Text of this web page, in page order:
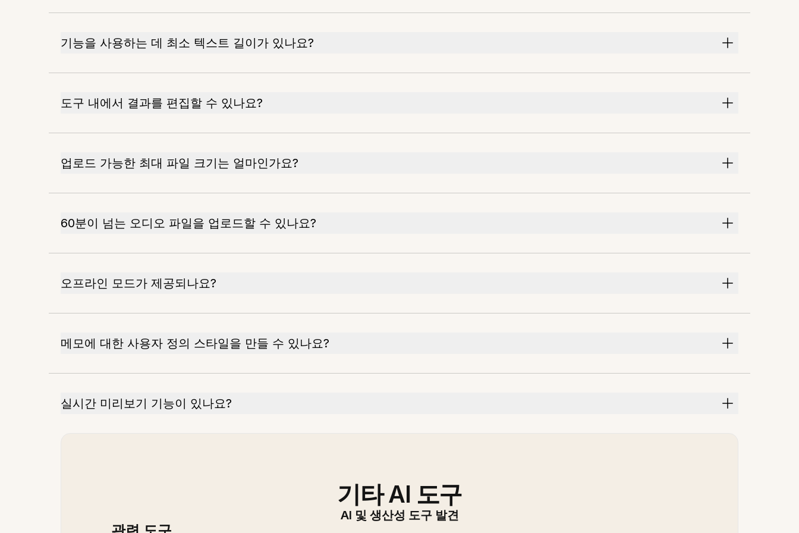
기능을 사용하는 데 최소 텍스트 길이가 있나요?
도구 내에서 결과를 편집할 수 있나요?
업로드 가능한 최대 파일 크기는 얼마인가요?
60분이 넘는 오디오 파일을 업로드할 수 있나요?
오프라인 모드가 제공되나요?
메모에 대한 사용자 정의 스타일을 만들 수 있나요?
실시간 미리보기 기능이 있나요?
기타 AI 도구
AI 및 생산성 도구 발견